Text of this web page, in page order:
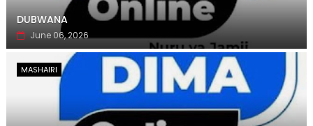
DUBWANA
June 06, 2026
MASHAIRI